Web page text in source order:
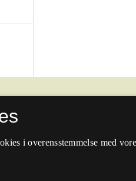
i overensstemmelse med